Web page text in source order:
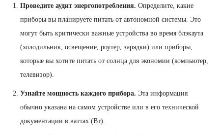
Проведите аудит энергопотребления. Определите, какие
приборы вы планируете питать от автономной системы. Это
могут быть критически важные устройства во время блэкаута
(холодильник, освещение, роутер, зарядки) или приборы,
которые вы хотите питать от солнца для экономии (компьютер,
телевизор).
Узнайте мощность каждого прибора. Эта информация
обычно указана на самом устройстве или в его технической
документации в ваттах (Вт).